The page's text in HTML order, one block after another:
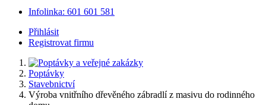
Infolinka: 601 601 581
Přihlásit
Registrovat firmu
Poptávky
Stavebnictví
Výroba vnitřního dřevěného zábradlí z masivu do rodinného